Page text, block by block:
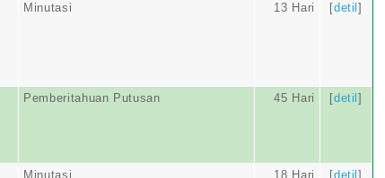
Minutasi 13 Hari [detil]
Pemberitahuan Putusan 45 Hari [detil]
Minutasi 18 Hari [detil]